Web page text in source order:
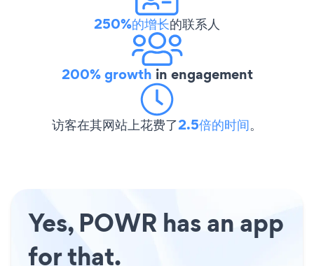
250%的增长的联系人
200% growth in engagement
访客在其网站上花费了2.5倍的时间。
Yes, POWR has an app
for that.